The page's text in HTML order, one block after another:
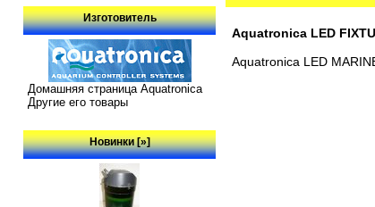
Изготовитель
Домашняя страница Aquatronica
Другие его товары
Новинки [»]
Aquatronica LED
Aquatronica LED